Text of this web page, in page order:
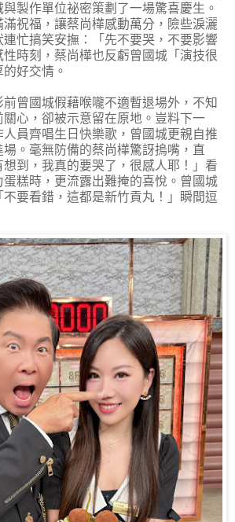
製作單位祕密策劃了一場驚喜慶生。
祝福，讓蔡尚樺感動萬分，險些淚灑
忙搞笑安撫：「先不要哭，不要影響
時刻，蔡尚樺也反虧曾國城「演技很
好交情。
前曾國城假藉喉嚨不適暫退場外，不知
心，卻被示意留在原地。豈料下一
員齊唱生日快樂歌，曾國城更親自推
。毫無防備的蔡尚樺驚訝摀嘴，直
到，我真的要哭了，很感人耶！」看
糕時，更流露出難掩的喜悅。曾國城
要看錯，這都是新竹貢丸！」瞬間逗